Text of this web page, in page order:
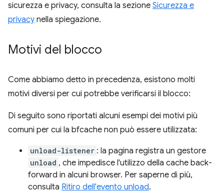
sicurezza e privacy, consulta la sezione Sicurezza e
privacy nella spiegazione.
Motivi del blocco
Come abbiamo detto in precedenza, esistono molti
motivi diversi per cui potrebbe verificarsi il blocco:
Di seguito sono riportati alcuni esempi dei motivi più
comuni per cui la bfcache non può essere utilizzata:
unload-listener : la pagina registra un gestore
unload , che impedisce l'utilizzo della cache back-
forward in alcuni browser. Per saperne di più,
consulta Ritiro dell'evento unload.